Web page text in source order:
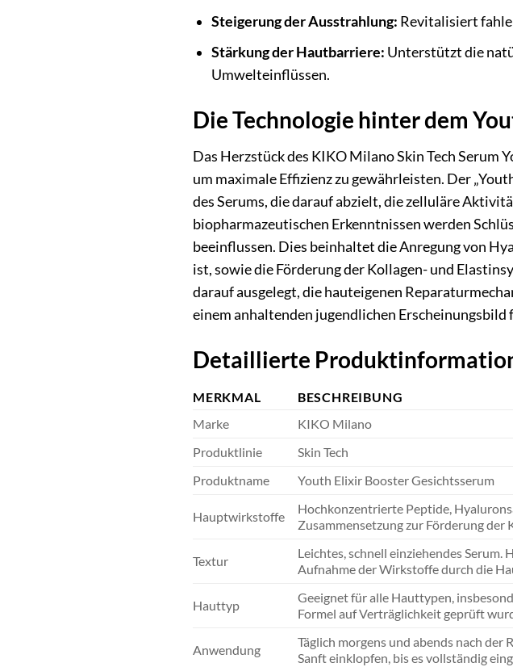
Steigerung der Ausstrahlung: Revitalisiert
Stärkung der Hautbarriere: Unterstützt die
Umwelteinflüssen.
Die Technologie hinter dem
Das Herzstück des KIKO Milano Skin Tech
um maximale Effizienz zu gewährleisten. Der
des Serums, die darauf abzielt, die zelluläre
biopharmazeutischen Erkenntnissen werden
beeinflussen. Dies beinhaltet die Anregung von
ist, sowie die Förderung der Kollagen- und
darauf ausgelegt, die hauteigenen
einem anhaltenden jugendlichen Erscheinungsbild
Detaillierte
MERKMAL
BESCHREIBUNG
Marke
KIKO Milano
Produktlinie
Skin Tech
Produktname
Youth Elixir Booster Gesichtsserum
Hauptwirkstoffe
Hochkonzentrierte Peptide,
Zusammensetzung zur Förderung der
Textur
Leichtes, schnell einziehendes
Aufnahme der Wirkstoffe durch die
Hauttyp
Geeignet für alle Hauttypen,
Formel auf Verträglichkeit geprüft
Anwendung
Täglich morgens und abends nach
Sanft einklopfen, bis es vollständig